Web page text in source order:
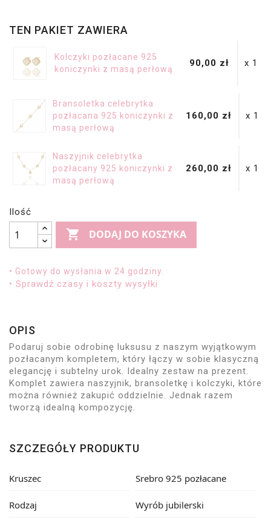
TEN PAKIET ZAWIERA
Kolczyki pozłacane 925
koniczynki z masą perłową
90,00 zł x 1
Bransoletka celebrytka
pozłacana 925 koniczynki z
masą perłową
160,00 zł x 1
Naszyjnik celebrytka
pozłacany 925 koniczynki z
masą perłową
260,00 zł x 1
Ilość
 DODAJ DO KOSZYKA
• Gotowy do wysłania w 24 godziny.
• Sprawdź czasy i koszty wysyłki
OPIS
Podaruj sobie odrobinę luksusu z naszym wyjątkowym
pozłacanym kompletem, który łączy w sobie klasyczną
elegancję i subtelny urok. Idealny zestaw na prezent.
Komplet zawiera naszyjnik, bransoletkę i kolczyki, które
można również zakupić oddzielnie. Jednak razem
tworzą idealną kompozycję.
SZCZEGÓŁY PRODUKTU
Kruszec Srebro 925 pozłacane
Rodzaj Wyrób jubilerski